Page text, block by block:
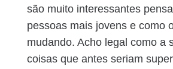
são muito interessantes
pessoas mais jovens e como
mudando. Acho legal como a
coisas que antes seriam super